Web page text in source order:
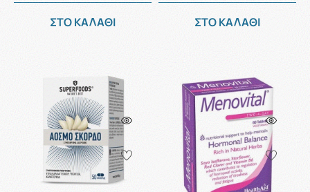
ΣΤΟ ΚΑΛΑΘΙ ΣΤΟ ΚΑΛΑΘΙ